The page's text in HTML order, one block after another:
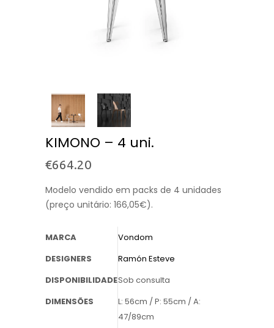
KIMONO – 4 uni.
€664.20
Modelo vendido em packs de 4 unidades
(preço unitário: 166,05€).
MARCA
Vondom
DESIGNERS
Ramón Esteve
DISPONIBILIDADESob consulta
DIMENSÕES
L: 56cm / P: 55cm / A:
47/89cm